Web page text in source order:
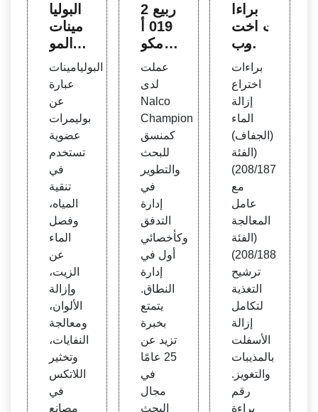
البوليا
مينات
| المو
اد الكي
ميائية
المتخ
صصة
GEO
البوليامينات
عبارة
عن
بوليمرات
عضوية
تستخدم
في
تنقية
المياه،
وفصل
الماء
عن
الزيت،
وإزالة
الألوان،
ومعالجة
النفايات،
وتخثير
اللاتكس
في
مصانع
ربيع 2
رامكو
السعو
دية م
جلة أ
رامكو
السعو
دية
عملت
لدى
Nalco
Champion
كمنسق
للبحث
والتطوير
في
إدارة
التدفق
وكأخصائي
أول في
إدارة
النطاق.
يتمتع
بخبرة
تزيد عن
25 عامًا
في
مجال
البحث
براءا
ت اخت
راع وب
راءات
اخترا
ع إزال
ة الما
ء (الج
فاف)
براءات
اختراع
إزالة
الماء
(الجفاف)
(الفئة
208/187)
مع
عامل
المعالجة
(الفئة
208/188)
ترشيح
التغذية
لتكامل
إزالة
الأسفلت
بالمذيبات
والتغويز.
رقم
براءة